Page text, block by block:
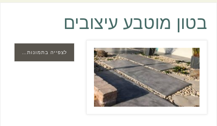
בטון מוטבע עיצובים
לצפייה בתמונות…